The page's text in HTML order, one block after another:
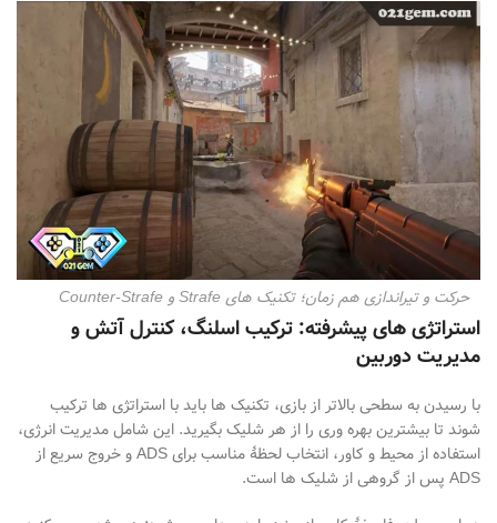
حرکت و تیراندازی هم زمان؛ تکنیک های Strafe و Counter-Strafe
استراتژی های پیشرفته: ترکیب اسلنگ، کنترل آتش و
مدیریت دوربین
با رسیدن به سطحی بالاتر از بازی، تکنیک ها باید با استراتژی ها ترکیب
شوند تا بیشترین بهرهوری را از هر شلیک بگیرید. این شامل مدیریت انرژی،
استفاده از محیط و کاور، انتخاب لحظهٔ مناسب برای
و خروج سریع از
ADS پس از گروهی از شلیک ها است.